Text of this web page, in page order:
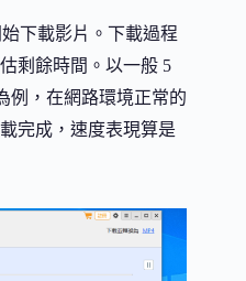
下載影片。下載過程
剩餘時間。以一般 5
例，在網路環境正常的
完成，速度表現算是